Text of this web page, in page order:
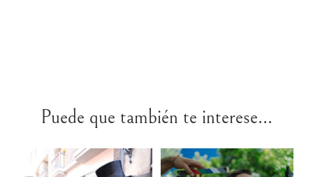
Puede que también te interese...